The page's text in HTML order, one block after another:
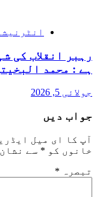
رہبر انقلاب کی
ہے : محمد
جولائی 5, 2026
جواب دیں
آپ کا ای میل
خانوں کو * سے
تبصرہ *